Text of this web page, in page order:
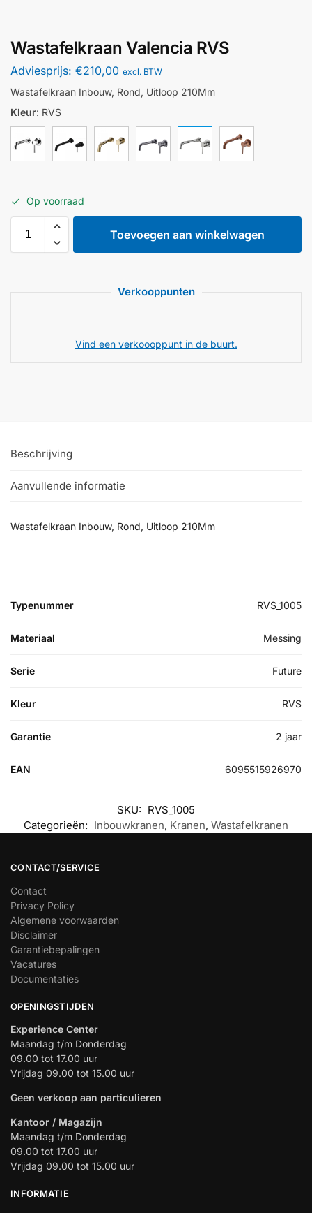
Wastafelkraan Valencia RVS
Adviesprijs: €210,00 excl. BTW
Wastafelkraan Inbouw, Rond, Uitloop 210Mm
Kleur: RVS
Op voorraad
Toevoegen aan winkelwagen
Verkooppunten
Vind een verkoooppunt in de buurt.
Beschrijving
Aanvullende informatie
Wastafelkraan Inbouw, Rond, Uitloop 210Mm
Typenummer RVS_1005
Materiaal Messing
Serie Future
Kleur RVS
Garantie 2 jaar
EAN 6095515926970
SKU: RVS_1005
Categorieën: Inbouwkranen, Kranen, Wastafelkranen
CONTACT/SERVICE
Contact
Privacy Policy
Algemene voorwaarden
Disclaimer
Garantiebepalingen
Vacatures
Documentaties
OPENINGSTIJDEN
Experience Center
Maandag t/m Donderdag
09.00 tot 17.00 uur
Vrijdag 09.00 tot 15.00 uur
Geen verkoop aan particulieren
Kantoor / Magazijn
Maandag t/m Donderdag
09.00 tot 17.00 uur
Vrijdag 09.00 tot 15.00 uur
INFORMATIE